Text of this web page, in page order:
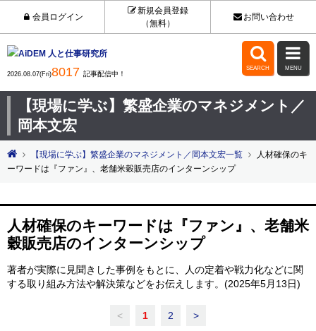
会員ログイン
新規会員登録
（無料）
お問い合わせ
2026.08.07(Fri)8017 記事配信中！

SEARCH

MENU
【現場に学ぶ】繁盛企業のマネジメント／
岡本文宏
【現場に学ぶ】繁盛企業のマネジメント／岡本文宏一覧
人材確保のキ
ーワードは『ファン』、老舗米穀販売店のインターンシップ
人材確保のキーワードは『ファン』、老舗米
穀販売店のインターンシップ
著者が実際に見聞きした事例をもとに、人の定着や戦力化などに関
する取り組み方法や解決策などをお伝えします。(2025年5月13日)
< 1 2 >